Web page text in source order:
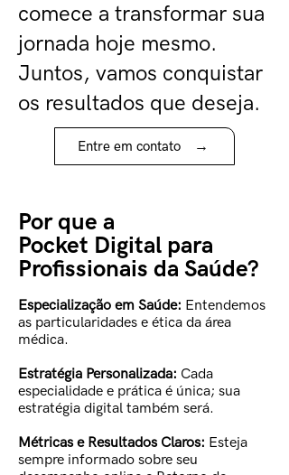
comece a transformar sua
jornada hoje mesmo.
Juntos, vamos conquistar
os resultados que deseja.
Entre em contato →
Por que a
Pocket Digital para
Profissionais da Saúde?
Especialização em Saúde: Entendemos
as particularidades e ética da área
médica.
Estratégia Personalizada: Cada
especialidade e prática é única; sua
estratégia digital também será.
Métricas e Resultados Claros: Esteja
sempre informado sobre seu